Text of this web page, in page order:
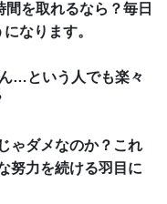
を取れるなら？毎日
なります。
…という人でも楽々
ゃダメなのか？これ
努力を続ける羽目に